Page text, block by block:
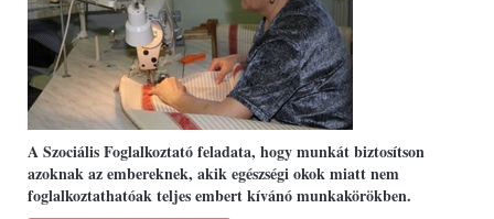
A Szociális Foglalkoztató feladata, hogy munkát biztosítson
azoknak az embereknek, akik egészségi okok miatt nem
foglalkoztathatóak teljes embert kívánó munkakörökben.